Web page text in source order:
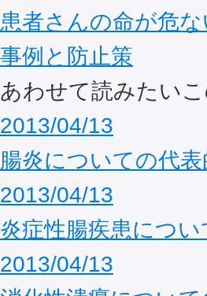
患者さんの命が危
事例と防止策
あわせて読みたい
2013/04/13
腸炎についての代
2013/04/13
炎症性腸疾患につ
2013/04/13